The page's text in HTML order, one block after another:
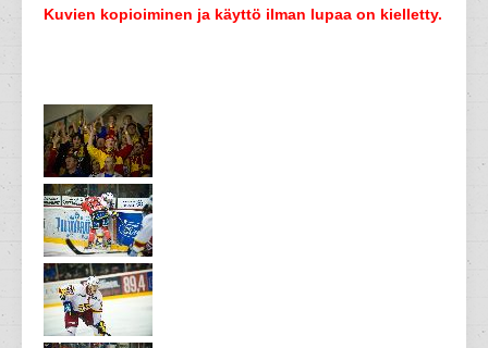
Kuvien kopioiminen ja käyttö ilman lupaa on kielletty.